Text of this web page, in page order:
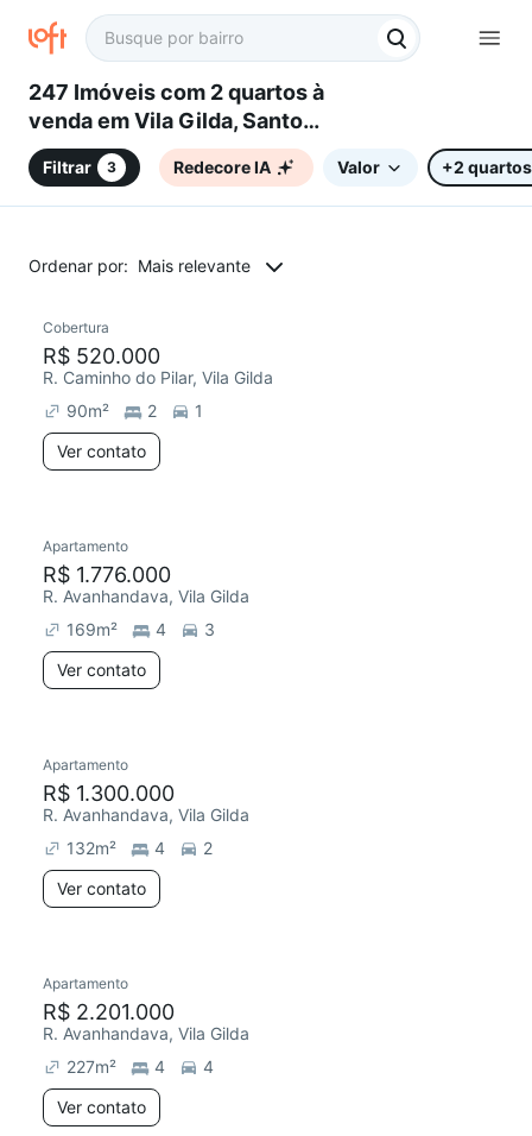
247 Imóveis com 2 quartos à
venda em Vila Gilda, Santo
André, SP
Filtrar 3 Redecore IA Valor +2 quartos
Ordenar por: Mais relevante
Redecorar
Cobertura
R$ 520.000
R. Caminho do Pilar, Vila Gilda
90m² 2
1
Ver contato
Redecorar
Apartamento
R$ 1.776.000
R. Avanhandava, Vila Gilda
169m² 4
3
Ver contato
Redecorar
Apartamento
R$ 1.300.000
R. Avanhandava, Vila Gilda
132m² 4
2
Ver contato
Redecorar
Apartamento
R$ 2.201.000
R. Avanhandava, Vila Gilda
227m² 4
4
Ver contato